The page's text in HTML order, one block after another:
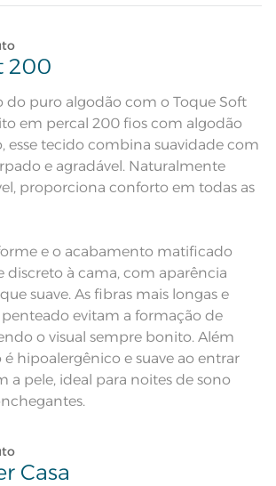
com listras suaves.
100% Algodão; Manta de
Enchimento 100% Poliéster
Casal
2,20m x 2,50m
Estampado
Lavação a 40ºC; Proibido alvejar;
Secar em tambor com
temperatura máxima de 60º; Ferro
de passar com temperatura
maxima de 110º C; Proibido lavar a
seco;
Pode haver pequena variação de
distintos separadamente;
claras e cores escuras no mesmo
no ciclo leve, suave ou delicado de
com bastante água;
mínima de amaciante e sabão;
as instruções na etiqueta.
200
do puro algodão com o Toque Soft
em percal 200 fios com algodão
esse tecido combina suavidade com
e agradável. Naturalmente
proporciona conforto em todas as
e o acabamento matificado
à cama, com aparência
suave. As fibras mais longas e
evitam a formação de
o visual sempre bonito. Além
é hipoalergênico e suave ao entrar
a pele, ideal para noites de sono
Casa